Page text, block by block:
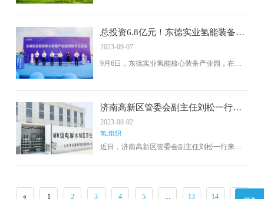
有四家山东省工程研究中心被纳入新序列管
建设的“高效储能及氢能利用山东省工程研究中
心”赫然在列。
总投资6.8亿元！东德实业氢能装备核
心产业园项目启动
2023-09-07
9月6日，东德实业氢能核心装备产业园，在烟
济南高新区管委会副主任刘松一行来
赛克赛斯调研
2023-08-02
氢.组织
近日，济南高新区管委会副主任刘松一行来公
任商博军、科技信息部专责董蕾、中国电科智
总经理陈笑菊、济南高新区智能装备产业中心
« 1 2 3 4 5 ... 13 14